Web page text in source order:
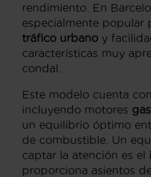
rendimiento. En
especialmente popular
tráfico urbano y
características muy
condal.
Este modelo cuenta
incluyendo motores
un equilibrio óptimo
de combustible. Un
captar la atención es el
proporciona asientos